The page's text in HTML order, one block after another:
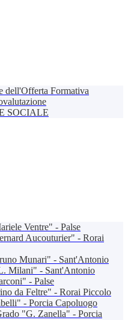
dell'Offerta Formativa
SOCIALE
Ventre" - Palse
Aucouturier" - Rorai
Munari" - Sant'Antonio
Milani" - Sant'Antonio
- Palse
da Feltre" - Rorai Piccolo
- Porcia Capoluogo
"G. Zanella" - Porcia